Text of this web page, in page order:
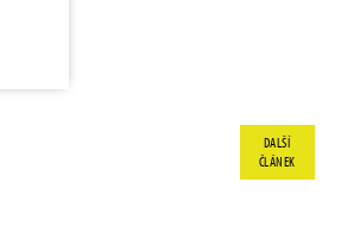
DALŠÍ
ČLÁNEK